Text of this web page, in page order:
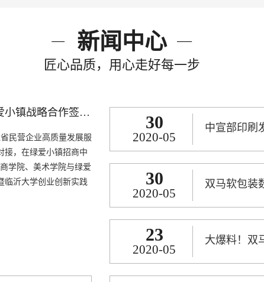
新闻中心
匠心品质，用心走好每一步
临沂大学与绿爱小镇战略合作签约暨临沂大学创业创新实践基地揭牌仪式
民营企业高质量发展服
接，在绿爱小镇招商中
学院、美术学院与绿爱
临沂大学创业创新实践
30
2020-05
30
2020-05
双马软包装
23
2020-05